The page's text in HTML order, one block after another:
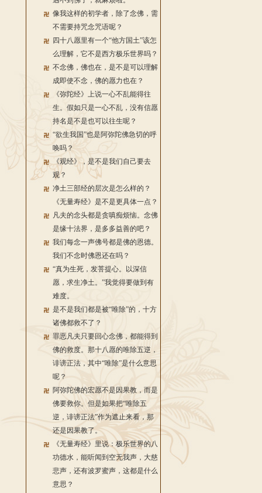
像我这样的初学者，除了念佛，需
不需要持咒念咒语呢？
四十八愿里有一个“他方国土”该怎
么理解，它不是西方极乐世界吗？
不念佛，佛也在，是不是可以理解
成即使不念，佛的愿力也在？
《弥陀经》上说一心不乱能得往
生。假如只是一心不乱，没有信愿
持名是不是也可以往生呢？
“欲生我国”也是阿弥陀佛急切的呼
唤吗？
《观经》，是不是我们自己要去
观？
净土三部经的层次是怎么样的？
《无量寿经》是不是更具体一点？
凡夫的念头都是贪嗔痴烦恼。念佛
是缘十法界，是多多益善的吧？
我们每念一声佛号都是佛的恩德。
我们不念时佛恩还在吗？
“真为生死，发菩提心。以深信
愿，求生净土。”我觉得要做到有
难度。
是不是我们都是被“唯除”的，十方
诸佛都救不了？
罪恶凡夫只要回心念佛，都能得到
佛的救度。那十八愿的唯除五逆，
诽谤正法，其中“唯除”是什么意思
呢？
阿弥陀佛的宏愿不是因果教，而是
佛要救你。但是如果把“唯除五
逆，诽谤正法”作为遮止来看，那
还是因果教了。
《无量寿经》里说：极乐世界的八
功德水，能听闻到空无我声，大慈
悲声，还有波罗蜜声，这都是什么
意思？